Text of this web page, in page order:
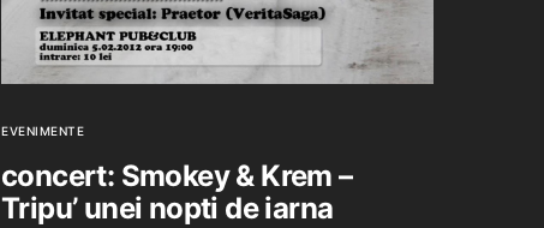
EVENIMENTE
concert: Smokey & Krem –
Tripu’ unei nopti de iarna